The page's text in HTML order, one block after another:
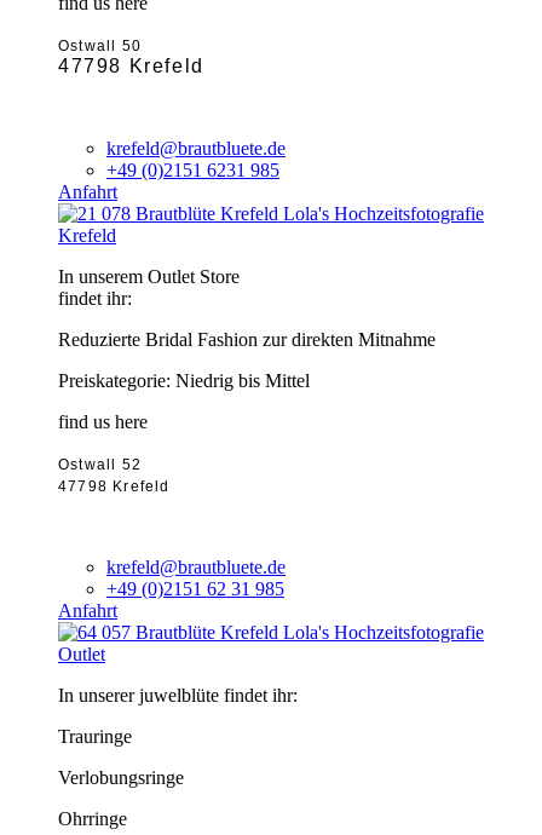
Ostwall 50
47798 Krefeld
krefeld@brautbluete.de
+49 (0)2151 6231 985
Anfahrt
Krefeld
In unserem Outlet Store
findet ihr:
Reduzierte Bridal Fashion zur direkten Mitnahme
Preiskategorie: Niedrig bis Mittel
find us here
Ostwall 52
47798 Krefeld
krefeld@brautbluete.de
+49 (0)2151 62 31 985
Anfahrt
Outlet
In unserer juwelblüte findet ihr:
Trauringe
Verlobungsringe
Ohrringe